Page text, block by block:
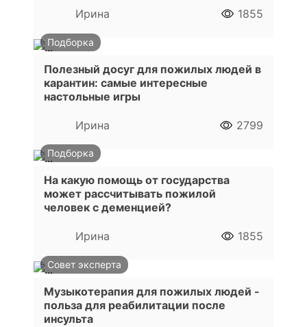
Ирина 1855
Подборка
Полезный досуг для пожилых людей в
карантин: самые интересные
настольные игры
Ирина 2799
Подборка
На какую помощь от государства
может рассчитывать пожилой
человек с деменцией?
Ирина 1855
Совет эксперта
Музыкотерапия для пожилых людей -
польза для реабилитации после
инсульта